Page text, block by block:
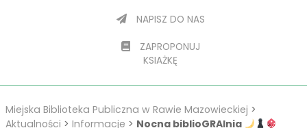
NAPISZ DO NAS
ZAPROPONUJ
KSIAŻKĘ
Miejska Biblioteka Publiczna w Rawie Mazowieckiej >
Aktualności > Informacje > Nocna biblioGRAlnia